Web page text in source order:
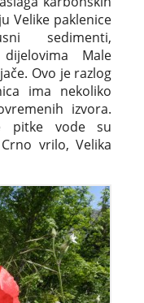
Velike paklenice
sedimenti,
Male
Ovo je razlog
ima nekoliko
izvora.
pitke vode su
vrilo, Velika